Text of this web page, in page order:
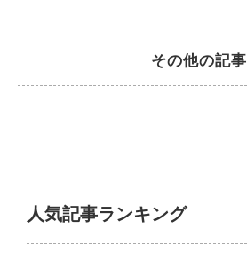
その他の記事
人気記事ランキング